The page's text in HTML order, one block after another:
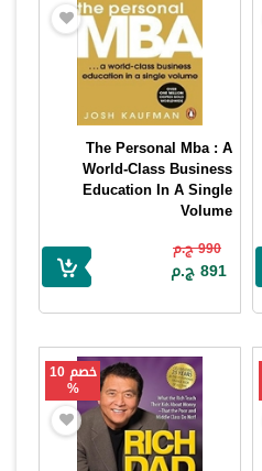
The Personal Mba : A
World-Class Business
Education In A Single
Volume
990 ج.م
891 ج.م
خصم 10
%